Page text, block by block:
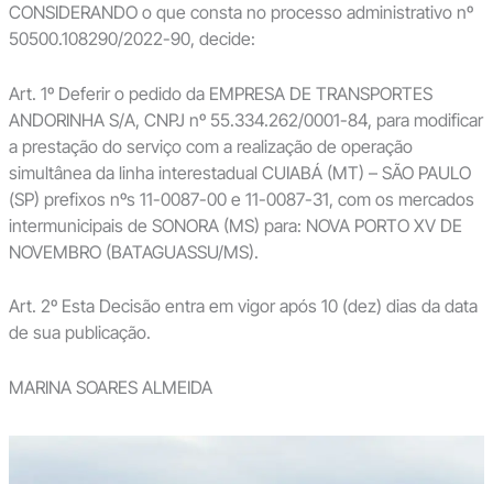
CONSIDERANDO o que consta no processo administrativo nº
50500.108290/2022-90, decide:
Art. 1º Deferir o pedido da EMPRESA DE TRANSPORTES
ANDORINHA S/A, CNPJ nº 55.334.262/0001-84, para modificar
a prestação do serviço com a realização de operação
simultânea da linha interestadual CUIABÁ (MT) – SÃO PAULO
(SP) prefixos nºs 11-0087-00 e 11-0087-31, com os mercados
intermunicipais de SONORA (MS) para: NOVA PORTO XV DE
NOVEMBRO (BATAGUASSU/MS).
Art. 2º Esta Decisão entra em vigor após 10 (dez) dias da data
de sua publicação.
MARINA SOARES ALMEIDA